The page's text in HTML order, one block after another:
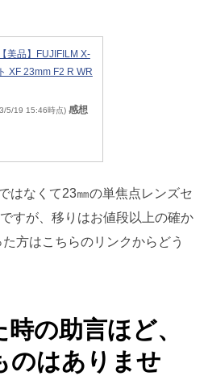
美品】FUJIFILM X-
XF 23mm F2 R WR
5/19 15:46時点) 感想
はなくて23㎜の単焦点レンズセ
すが、移りはお値段以上の確か
方はこちらのリンクからどう
の助言ほど、
のはありませ